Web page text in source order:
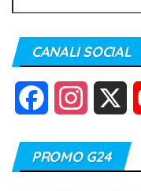
per:
CANALI SOCIAL
c s
PROMO G24